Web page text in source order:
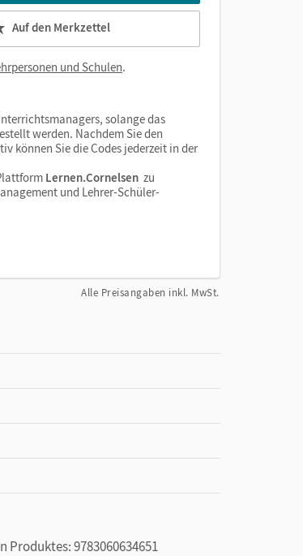
Auf den Merkzettel
und Schulen.
solange das
werden. Nachdem Sie den
können Sie die Codes jederzeit in der
Lernen.Cornelsen zu
und Lehrer-Schüler-
Alle Preisangaben inkl. MwSt.
9783060634651